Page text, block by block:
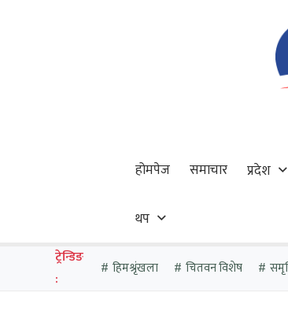
होमपेज समाचार प्रदेश
थप
ट्रेन्डिङ
:
हिमश्रृंखला चितवन विशेष